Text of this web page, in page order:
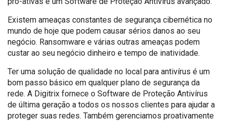
Existem ameaças constantes de segurança cibernética no
mundo de hoje que podem causar sérios danos ao seu
negócio. Ransomware e várias outras ameaças podem
custar ao seu negócio dinheiro e tempo de inatividade.
Ter uma solução de qualidade no local para antivírus é um
bom passo básico em qualquer plano de segurança da
rede. A Digitrix fornece o Software de Proteção Antivírus
de última geração a todos os nossos clientes para ajudar a
proteger suas redes. Também gerenciamos proativamente